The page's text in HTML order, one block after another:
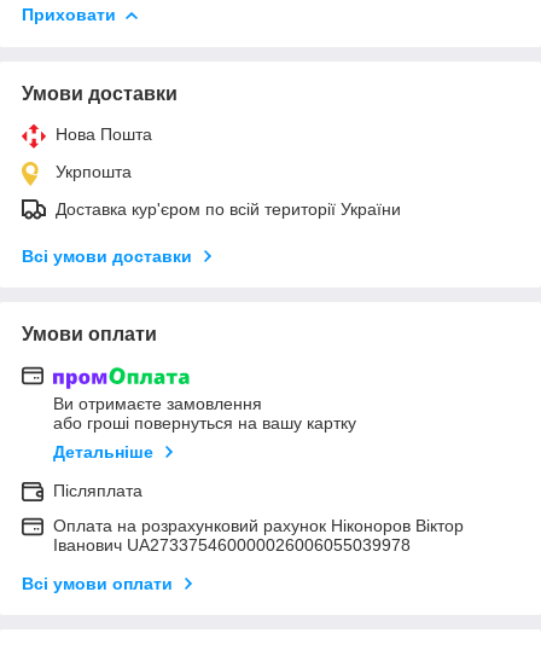
Приховати
Умови доставки
Нова Пошта
Укрпошта
Доставка кур'єром по всій території України
Всі умови доставки
Умови оплати
Ви отримаєте замовлення
або гроші повернуться на вашу картку
Детальніше
Післяплата
Оплата на розрахунковий рахунок Ніконоров Віктор
Іванович UA273375460000026006055039978
Всі умови оплати